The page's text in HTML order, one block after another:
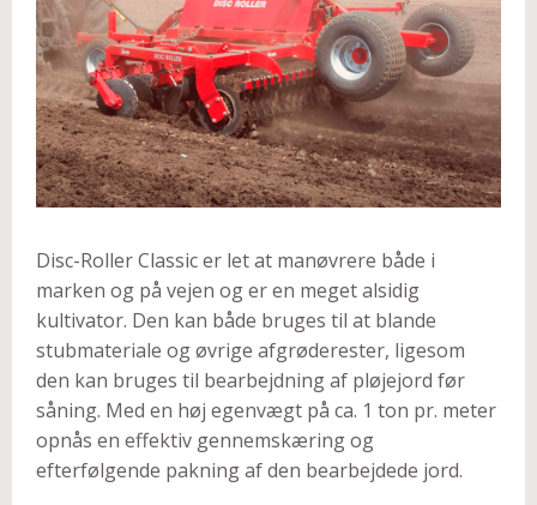
Disc-Roller Classic er let at manøvrere både i
marken og på vejen og er en meget alsidig
kultivator. Den kan både bruges til at blande
stubmateriale og øvrige afgrøderester, ligesom
den kan bruges til bearbejdning af pløjejord før
såning. Med en høj egenvægt på ca. 1 ton pr. meter
opnås en effektiv gennemskæring og
efterfølgende pakning af den bearbejdede jord.